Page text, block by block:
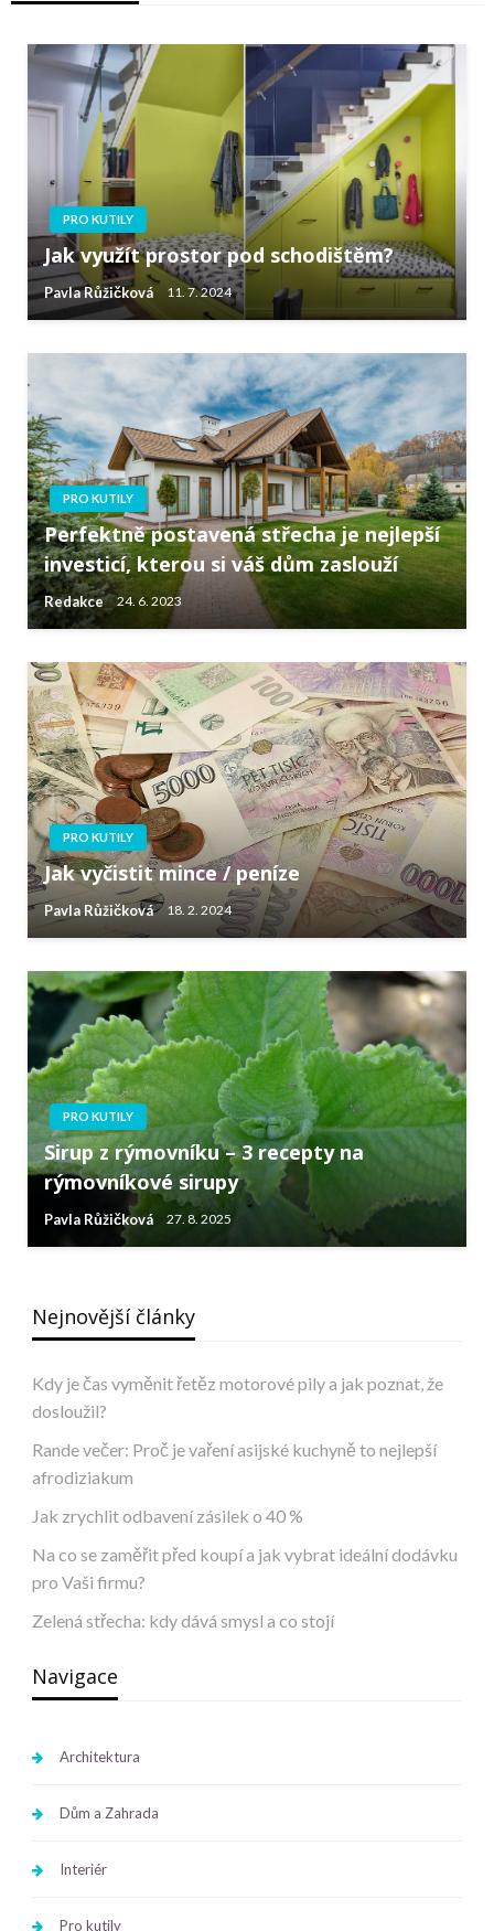
PRO KUTILY
Jak využít prostor pod schodištěm?
Pavla Růžičková 11. 7. 2024
PRO KUTILY
Perfektně postavená střecha je nejlepší
investicí, kterou si váš dům zaslouží
Redakce 24. 6. 2023
PRO KUTILY
Jak vyčistit mince / peníze
Pavla Růžičková 18. 2. 2024
PRO KUTILY
Sirup z rýmovníku – 3 recepty na
rýmovníkové sirupy
Pavla Růžičková 27. 8. 2025
Nejnovější články
Kdy je čas vyměnit řetěz motorové pily a jak poznat, že
dosloužil?
Rande večer: Proč je vaření asijské kuchyně to nejlepší
afrodiziakum
Jak zrychlit odbavení zásilek o 40 %
Na co se zaměřit před koupí a jak vybrat ideální dodávku
pro Vaši firmu?
Zelená střecha: kdy dává smysl a co stojí
Navigace
Architektura
Dům a Zahrada
Interiér
Pro kutily